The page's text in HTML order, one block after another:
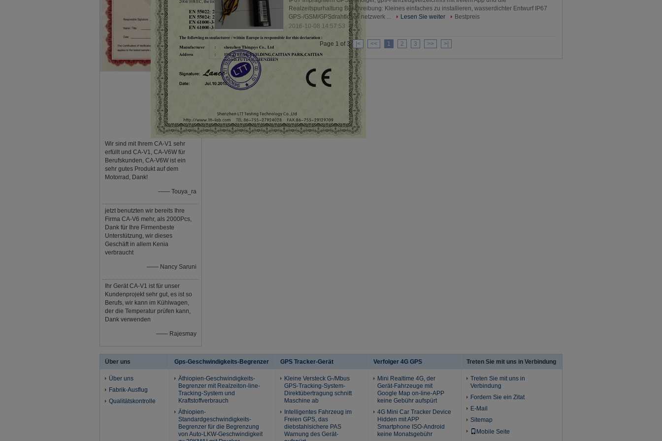
Wir sind mit Ihrem CA-V1 sehr
erfüllt und CA-V1, CA-V6W für
Berufskunden, CA-V6W ist ein
sehr gutes Produkt auf dem
Motorrad, Dank!
—— Touya_ra
jetzt benutzten wir bereits Ihre
Firma CA-V6 mehr, als 2000Pcs,
Dank für Ihre Firmenbeste
Unterstützung, wir dieses
Geschäft in allem Kenia
verbraucht
—— Nancy Saruni
Ihr Gerät CA-V1 ist für unser
Kundenprojekt sehr gut, es ist so
Berufs, wir kann im Kühlwagen,
der die Temperatur prüfen kann,
Dank verwenden
—— Rajesmay
Realzeitspurhaltung Beschreibung: Kleines einfaches zu installieren, wasserdichter Entwurf IP67
GPS-/GSM/GPSdrahtloses netzwerk ...
Lesen Sie weiter
Bestpreis
2016-10-08 14:57:53
Page 1 of 3 |< << 1 2 3 >> >|
Über uns
Über uns
Fabrik-Ausflug
Qualitätskontrolle
Gps-Geschwindigkeits-Begrenzer
Äthiopien-Geschwindigkeits-
Begrenzer mit Realzeiton-line-
Tracking-System und
Kraftstoffverbrauch
Äthiopien-
Standardgeschwindigkeits-
Begrenzer für die Begrenzung
von Auto-LKW-Geschwindigkeit
GPS Tracker-Gerät
Kleine Versteck G-/Mbus
GPS-Tracking-System-
Direktübertragung schnitt
Maschine ab
Intelligentes Fahrzeug im
Freien GPS, das
diebstahlsichere PAS
Warnung des Gerät-
Verfolger 4G GPS
Mini Realtime 4G, der
Gerät-Fahrzeuge mit
Google Map on-line-APP
keine Gebühr aufspürt
4G Mini Car Tracker Device
Hidden mit APP
Smartphone ISO-Android
keine Monatsgebühr
Treten Sie mit uns in Verbindung
Treten Sie mit uns in
Verbindung
Fordern Sie ein Zitat
E-Mail
Sitemap
Mobile Seite